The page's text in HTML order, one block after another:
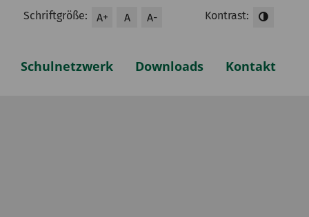
Kontrast:
Schriftgröße: A+ A A-
Schulnetzwerk Downloads Kontakt